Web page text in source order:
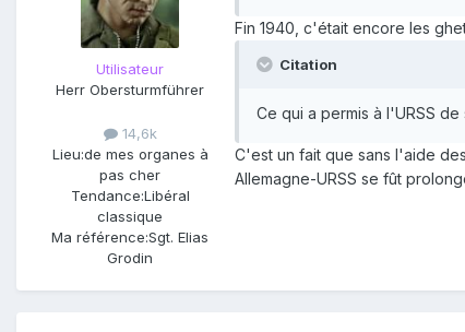
Utilisateur
Herr Obersturmführer
14,6k
Lieu:de mes organes à
pas cher
Tendance:Libéral
classique
Ma référence:Sgt. Elias
Grodin
Fin 1940, c'était encore les
Citation
Ce qui a permis à l'URSS
C'est un fait que sans l'aide
Allemagne-URSS se fût